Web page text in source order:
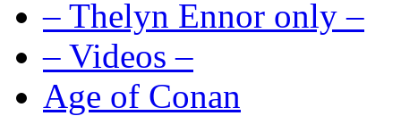
– Thelyn Ennor only –
– Videos –
Age of Conan